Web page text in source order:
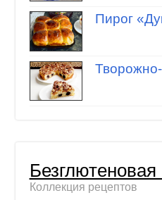
Пирог
Коллекция рецептов